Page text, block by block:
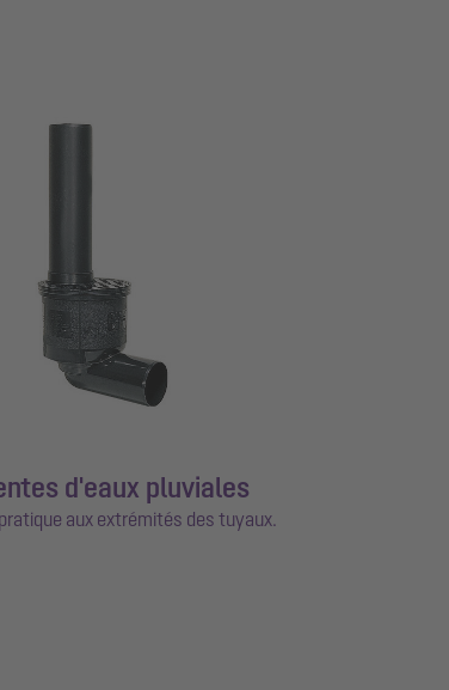
d'eaux pluviales
aux extrémités des tuyaux.